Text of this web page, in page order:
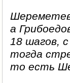
а
18 шагов,
тогда
то есть